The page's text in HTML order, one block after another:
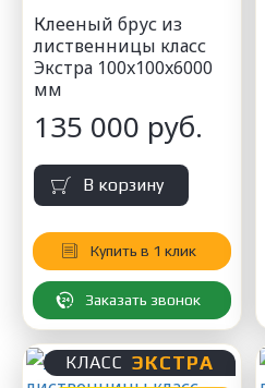
Клееный брус из
лиственницы класс
Экстра 100x100x6000
мм
135 000 руб.
В корзину
Купить в 1 клик
Заказать звонок
КЛАСС ЭКСТРА